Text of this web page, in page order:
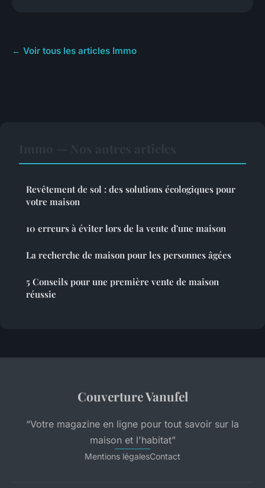
← Voir tous les articles Immo
Revêtement de sol : des solutions écologiques pour
votre maison
10 erreurs à éviter lors de la vente d'une maison
La recherche de maison pour les personnes âgées
5 Conseils pour une première vente de maison
réussie
Couverture Vanufel
“Votre magazine en ligne pour tout savoir sur la
maison et l'habitat”
Mentions légalesContact